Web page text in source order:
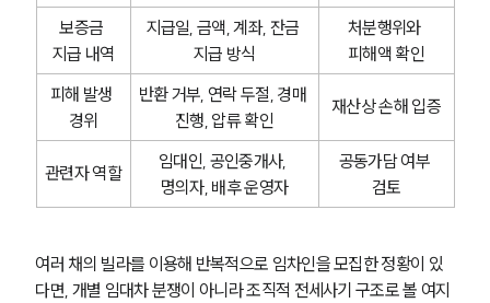
보증금
지급 내역
지급일, 금액, 계좌, 잔금
지급 방식
처분행위와
피해액 확인
피해 발생
경위
반환 거부, 연락 두절, 경매
진행, 압류 확인
재산상 손해 입증
관련자 역할
임대인, 공인중개사,
명의자, 배후 운영자
공동가담 여부
검토
여러 채의 빌라를 이용해 반복적으로 임차인을 모집한 정황이 있
다면, 개별 임대차 분쟁이 아니라 조직적 전세사기 구조로 볼 여지